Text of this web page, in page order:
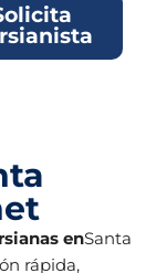
enSanta
rápida,